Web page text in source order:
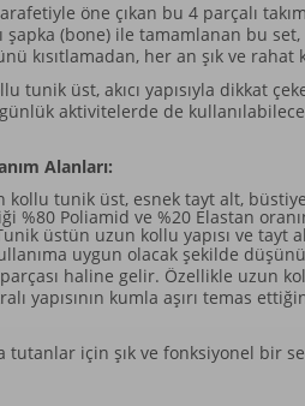
öne çıkan bu 4 parçalı
şapka (bone) ile tamamlanan bu
kısıtlamadan, her an şık ve rahat
tunik üst, akıcı yapısıyla dikkat
aktivitelerde de
Alanları:
kollu tunik üst, esnek tayt alt,
%80 Poliamid ve %20 Elastan
üstün uzun kollu yapısı ve tayt
uygun olacak şekilde
haline gelir. Özellikle uzun
yapısının kumla aşırı temas
tutanlar için şık ve fonksiyonel bir